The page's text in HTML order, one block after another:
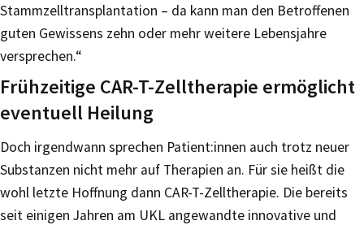
Stammzelltransplantation – da kann man den Betroffenen
guten Gewissens zehn oder mehr weitere Lebensjahre
versprechen.“
Frühzeitige CAR-T-Zelltherapie ermöglicht
eventuell Heilung
Doch irgendwann sprechen Patient:innen auch trotz neuer
Substanzen nicht mehr auf Therapien an. Für sie heißt die
wohl letzte Hoffnung dann CAR-T-Zelltherapie. Die bereits
seit einigen Jahren am UKL angewandte innovative und